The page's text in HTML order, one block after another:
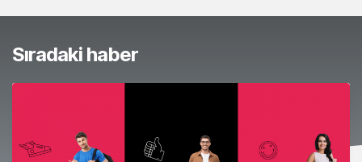
Sıradaki haber